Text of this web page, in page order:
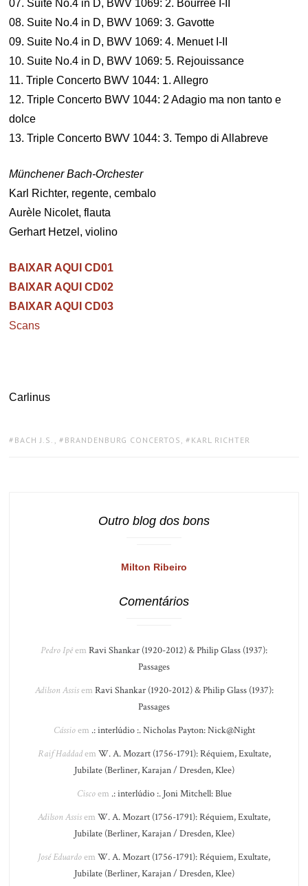
07. Suite No.4 in D, BWV 1069: 2. Bourree I-II
08. Suite No.4 in D, BWV 1069: 3. Gavotte
09. Suite No.4 in D, BWV 1069: 4. Menuet I-II
10. Suite No.4 in D, BWV 1069: 5. Rejouissance
11. Triple Concerto BWV 1044: 1. Allegro
12. Triple Concerto BWV 1044: 2 Adagio ma non tanto e
dolce
13. Triple Concerto BWV 1044: 3. Tempo di Allabreve
Münchener Bach-Orchester
Karl Richter, regente, cembalo
Aurèle Nicolet, flauta
Gerhart Hetzel, violino
BAIXAR AQUI CD01
BAIXAR AQUI CD02
BAIXAR AQUI CD03
Scans
Carlinus
TAGS:
BACH J.S. , BRANDENBURG CONCERTOS , KARL RICHTER
Outro blog dos bons
Milton Ribeiro
Comentários
Pedro Ipêem Ravi Shankar (1920-2012) & Philip Glass (1937):
Passages
Adilson Assisem Ravi Shankar (1920-2012) & Philip Glass (1937):
Passages
Cássioem .: interlúdio :. Nicholas Payton: Nick@Night
Raif Haddadem W. A. Mozart (1756-1791): Réquiem, Exultate,
Jubilate (Berliner, Karajan / Dresden, Klee)
Ciscoem .: interlúdio :. Joni Mitchell: Blue
Adilson Assisem W. A. Mozart (1756-1791): Réquiem, Exultate,
Jubilate (Berliner, Karajan / Dresden, Klee)
José Eduardoem W. A. Mozart (1756-1791): Réquiem, Exultate,
Jubilate (Berliner, Karajan / Dresden, Klee)